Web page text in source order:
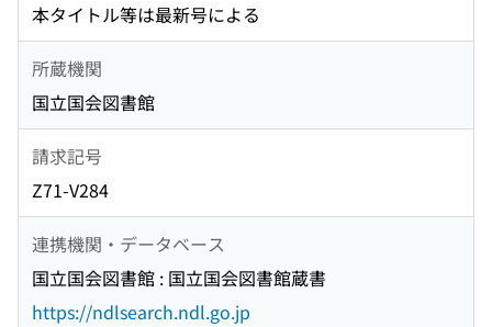
本タイトル等は最新号による
所蔵機関
国立国会図書館
請求記号
Z71-V284
連携機関・データベース
国立国会図書館 : 国立国会図書館蔵書
https://ndlsearch.ndl.go.jp